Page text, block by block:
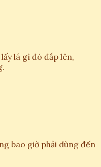
lá gì đó đắp lên,
bao giờ phải dùng đến